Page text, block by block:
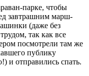
парке, чтобы
завтрашним марш-
(даже без
так как все
посмотрели там же
публику
и отправились спать.